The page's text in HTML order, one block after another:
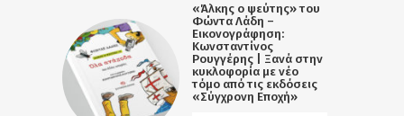
«Άλκης ο ψεύτης» του
Φώντα Λάδη –
Εικονογράφηση:
Κωνσταντίνος
Ρουγγέρης | Ξανά στην
κυκλοφορία με νέο
τόμο από τις εκδόσεις
«Σύγχρονη Εποχή»